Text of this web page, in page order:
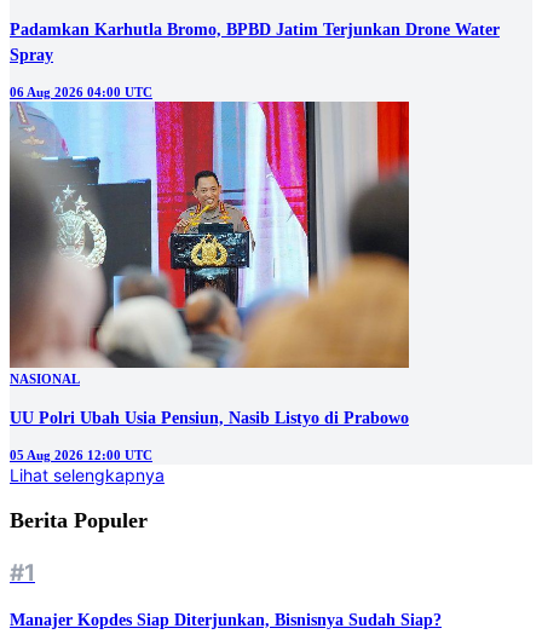
Padamkan Karhutla Bromo, BPBD Jatim Terjunkan Drone Water
Spray
06 Aug 2026 04:00 UTC
NASIONAL
UU Polri Ubah Usia Pensiun, Nasib Listyo di Prabowo
05 Aug 2026 12:00 UTC
Lihat selengkapnya
Berita Populer
#1
Manajer Kopdes Siap Diterjunkan, Bisnisnya Sudah Siap?